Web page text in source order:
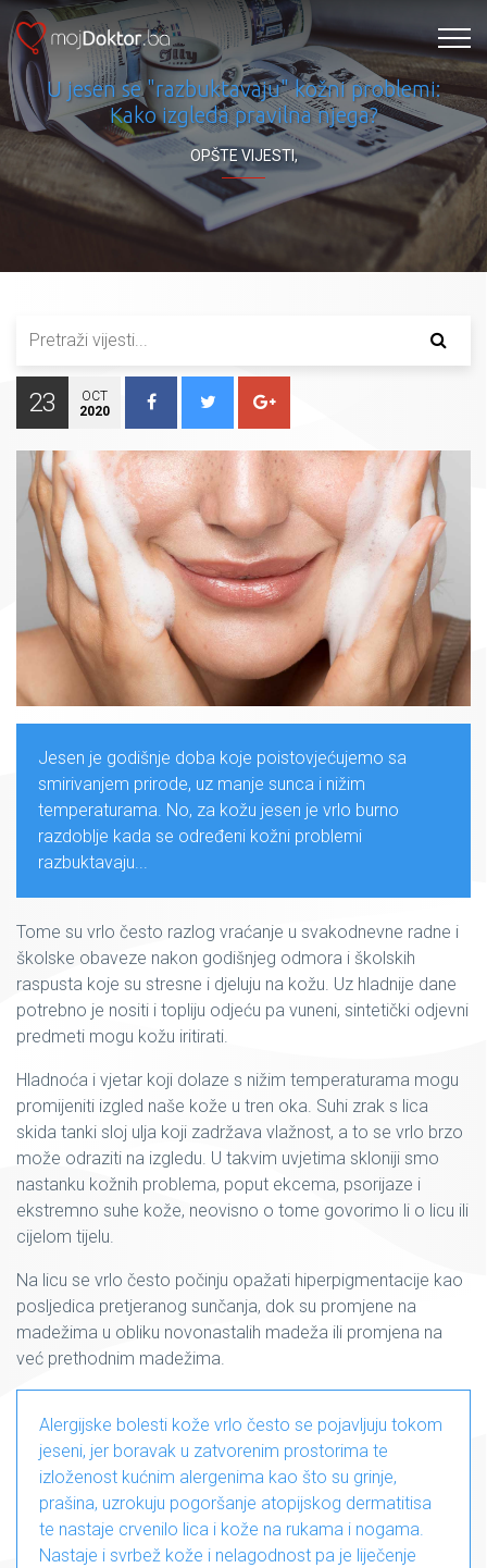
U jesen se "razbuktavaju" kožni problemi:
Kako izgleda pravilna njega?
OPŠTE VIJESTI,
23
OCT
2020
Jesen je godišnje doba koje poistovjećujemo sa
smirivanjem prirode, uz manje sunca i nižim
temperaturama. No, za kožu jesen je vrlo burno
razdoblje kada se određeni kožni problemi
razbuktavaju...
Tome su vrlo često razlog vraćanje u svakodnevne radne i
školske obaveze nakon godišnjeg odmora i školskih
raspusta koje su stresne i djeluju na kožu. Uz hladnije dane
potrebno je nositi i topliju odjeću pa vuneni, sintetički odjevni
predmeti mogu kožu iritirati.
Hladnoća i vjetar koji dolaze s nižim temperaturama mogu
promijeniti izgled naše kože u tren oka. Suhi zrak s lica
skida tanki sloj ulja koji zadržava vlažnost, a to se vrlo brzo
može odraziti na izgledu. U takvim uvjetima skloniji smo
nastanku kožnih problema, poput ekcema, psorijaze i
ekstremno suhe kože, neovisno o tome govorimo li o licu ili
cijelom tijelu.
Na licu se vrlo često počinju opažati hiperpigmentacije kao
posljedica pretjeranog sunčanja, dok su promjene na
madežima u obliku novonastalih madeža ili promjena na
već prethodnim madežima.
Alergijske bolesti kože vrlo često se pojavljuju tokom
jeseni, jer boravak u zatvorenim prostorima te
izloženost kućnim alergenima kao što su grinje,
prašina, uzrokuju pogoršanje atopijskog dermatitisa
te nastaje crvenilo lica i kože na rukama i nogama.
Nastaje i svrbež kože i nelagodnost pa je liječenje